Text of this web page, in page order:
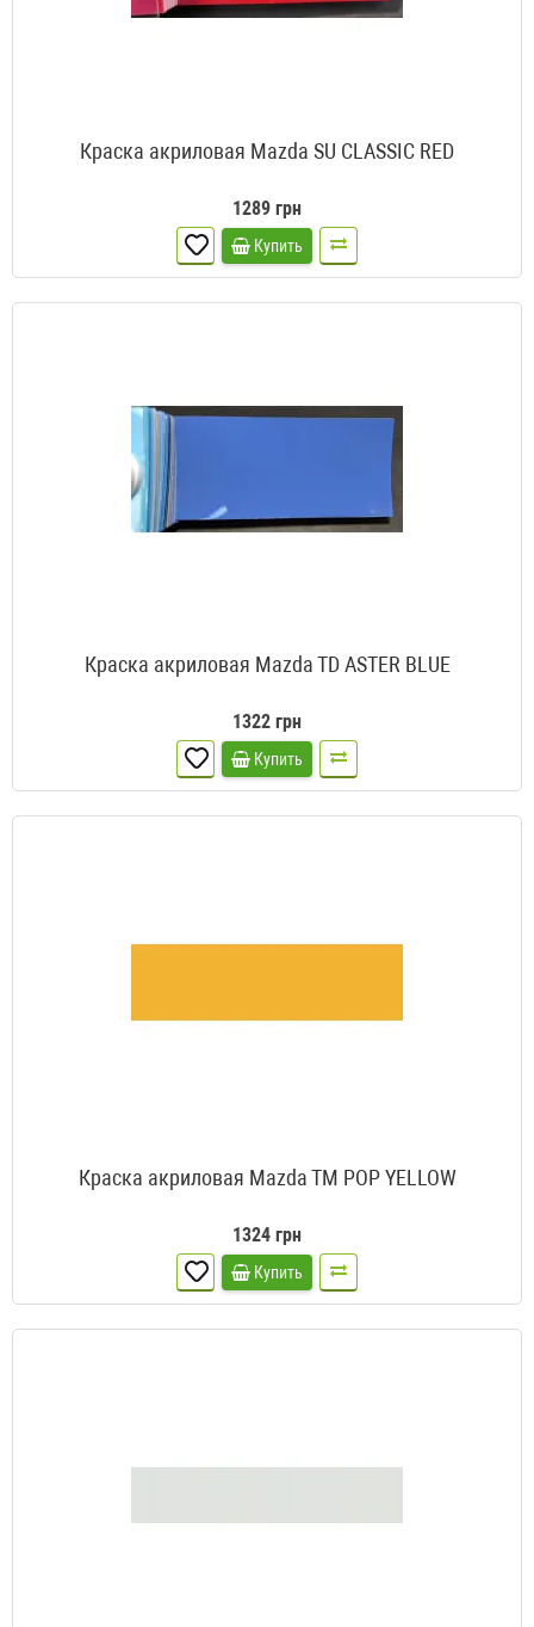
Краска акриловая Mazda SU CLASSIC RED
1289 грн
Купить
Краска акриловая Mazda TD ASTER BLUE
1322 грн
Купить
Краска акриловая Mazda TM POP YELLOW
1324 грн
Купить